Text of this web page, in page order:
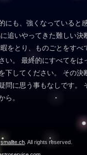
にも、強くなっていると
追いやってきた難しい決
をとり、ものごとをすべ
い。 最終的にすべてをは
下してください。 その決
問に思う事もなしです。
ら。
smallte.ch . All rights reserved.